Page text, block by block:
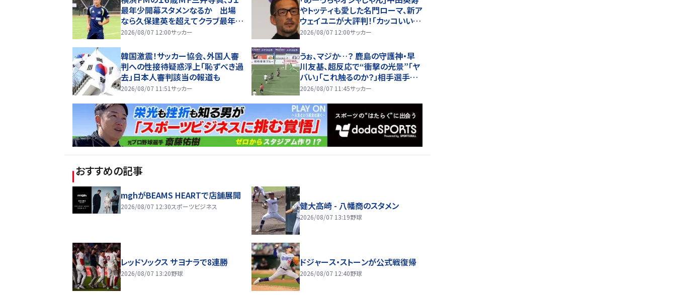
最年少開幕スタメンなるか 出場
なら久保建英を超えてクラブ最年少
＆歴代４位
2026/08/07 12:00サッカー
やトッティも愛した名門ローマ、新ア
ウェイユニが大評判！｢カッコいい｣
｢好きなデザイン｣｢今年は2nd買お
2026/08/07 12:00サッカー
韓国激震！サッカー協会、外国人審
判への性接待疑惑浮上「恥ずべき過
去」日本人審判該当の報道も
2026/08/07 11:51サッカー
うぉ、マジか…？ 鹿島の守護神・早
川友基、超反応で“衝撃の光景”「ヤ
バい」「これ触るのか？」相手選手ド
ン引き→右手一本“スーパーセー
2026/08/07 11:45サッカー
おすすめの記事
mghがBEAMS HEARTで店舗展開
2026/08/07 12:30スポーツビジネス 健大高崎 - 八幡商のスタメン
2026/08/07 13:19野球
レッドソックス サヨナラで8連勝
2026/08/07 13:20野球
ドジャース・ストーンが公式戦復帰
2026/08/07 12:40野球